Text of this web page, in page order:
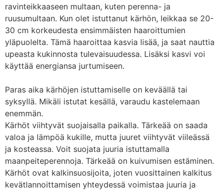
ravinteikkaaseen multaan, kuten perenna- ja
ruusumultaan. Kun olet istuttanut kärhön, leikkaa se 20-
30 cm korkeudesta ensimmäisten haaroittumien
yläpuolelta. Tämä haaroittaa kasvia lisää, ja saat nauttia
upeasta kukinnosta tulevaisuudessa. Lisäksi kasvi voi
käyttää energiansa jurtumiseen.
Paras aika kärhöjen istuttamiselle on keväällä tai
syksyllä. Mikäli istutat kesällä, varaudu kastelemaan
enemmän.
Kärhöt viihtyvät suojaisalla paikalla. Tärkeää on saada
valoa ja lämpöä kukille, mutta juuret viihtyvät viileässä
ja kosteassa. Voit suojata juuria istuttamalla
maanpeiteperennoja. Tärkeää on kuivumisen estäminen.
Kärhöt ovat kalkinsuosijoita, joten vuosittainen kalkitus
kevätlannoittamisen yhteydessä voimistaa juuria ja